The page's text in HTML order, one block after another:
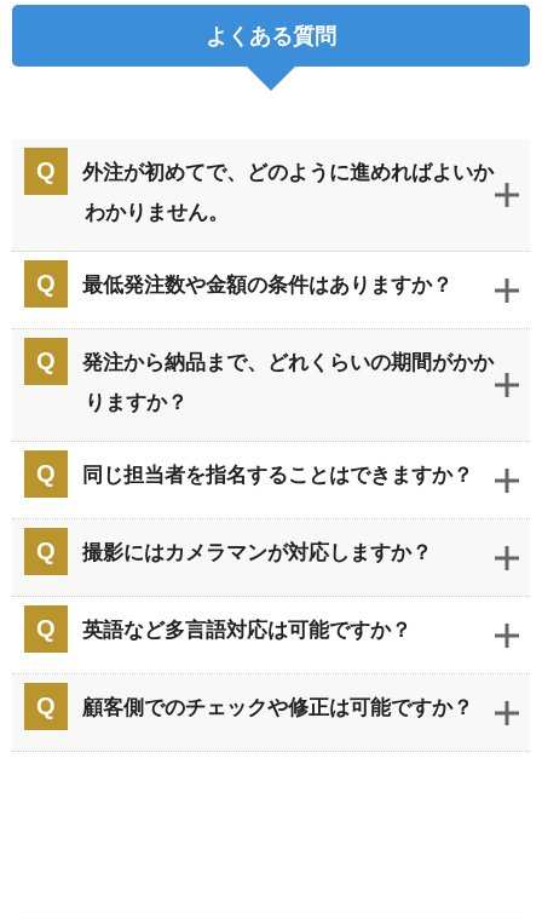
よくある質問
外注が初めてで、どのように進めればよいか
わかりません。
最低発注数や金額の条件はありますか？
発注から納品まで、どれくらいの期間がかか
りますか？
同じ担当者を指名することはできますか？
撮影にはカメラマンが対応しますか？
英語など多言語対応は可能ですか？
顧客側でのチェックや修正は可能ですか？